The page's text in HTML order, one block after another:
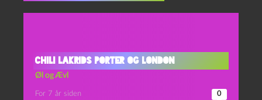
Chili Lakrids Porter og London
Øl og Ævl
For 7 år siden 0